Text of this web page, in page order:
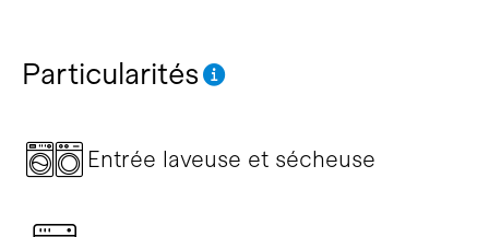
Particularités
Entrée laveuse et sécheuse